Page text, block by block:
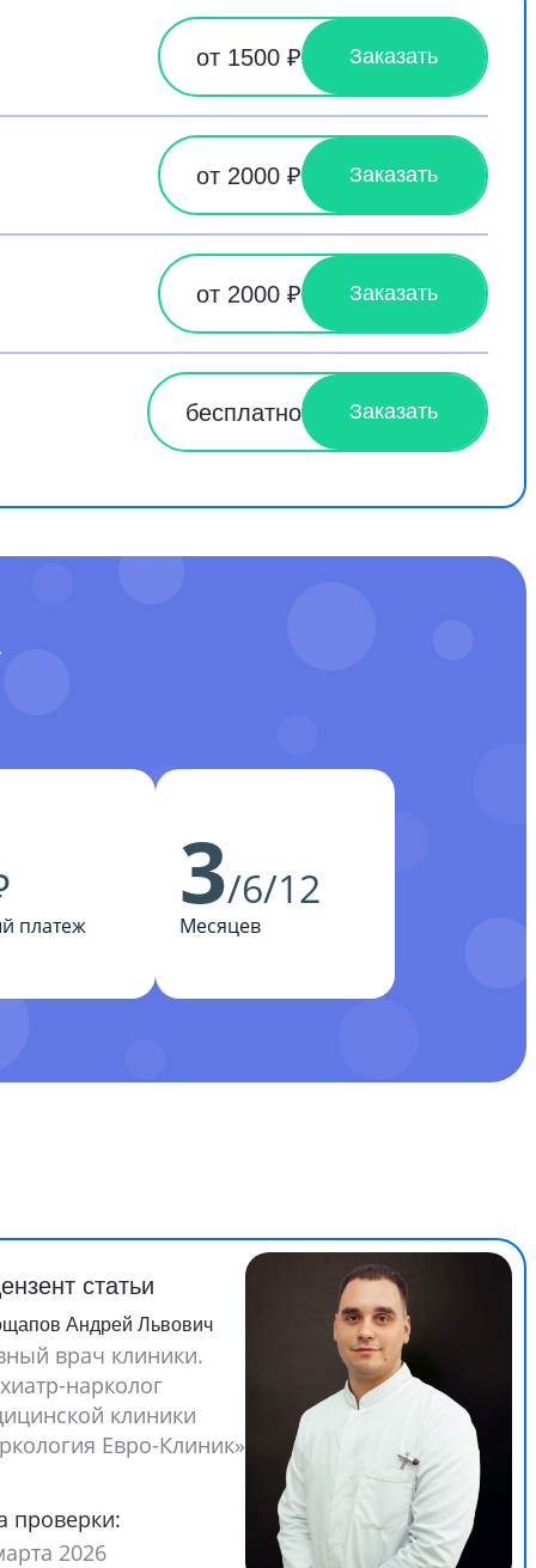
от 1500 ₽ Заказать
от 2000 ₽ Заказать
от 2000 ₽ Заказать
бесплатно Заказать
платеж 3/6/12
Месяцев
статьи
Андрей Львович
врач клиники.
нарколог
клиники
Евро-Клиник»
проверки:
2026